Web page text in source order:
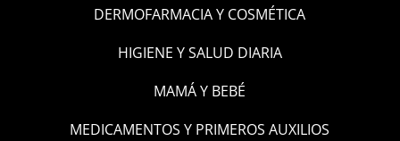
DERMOFARMACIA Y COSMÉTICA
HIGIENE Y SALUD DIARIA
MAMÁ Y BEBÉ
MEDICAMENTOS Y PRIMEROS AUXILIOS